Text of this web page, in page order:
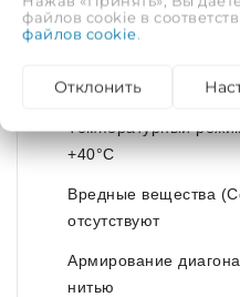
Основные
Материал изделия -
Температурный
+40°С
Вредные вещества
отсутствуют
Армирование
нитью
файлов cookie в
файлов cookie
Отклонить